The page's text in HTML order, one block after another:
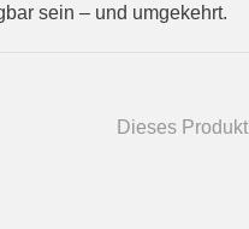
sein – und umgekehrt.
Dieses